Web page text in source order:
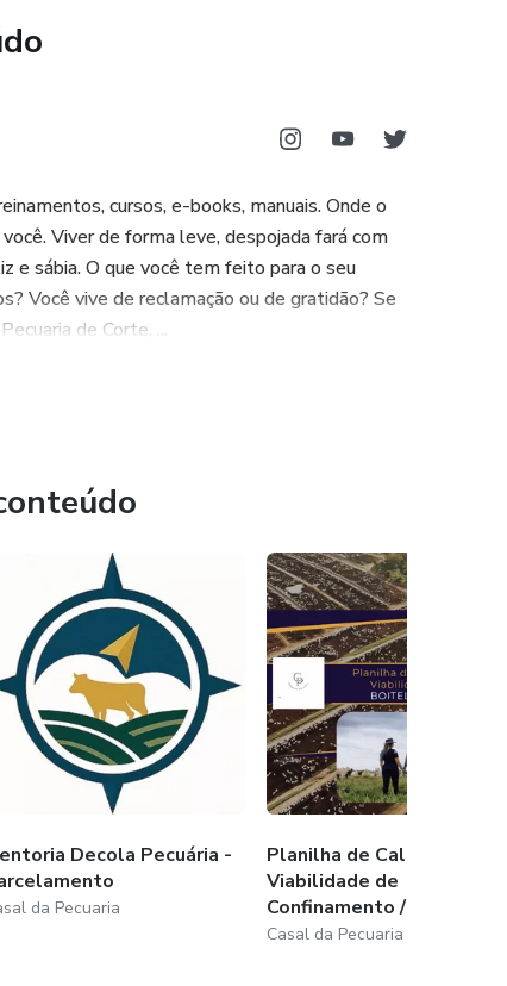
cursos, e-books, manuais. Onde o
Viver de forma leve, despojada fará com
e sábia. O que você tem feito para o seu
Você vive de reclamação ou de gratidão? Se
de Corte, ...
Decola Pecuária -
da Pecuaria
Planilha de Calculo de
Viabilidade de
Confinamento / Boitel
Casal da Pecuaria